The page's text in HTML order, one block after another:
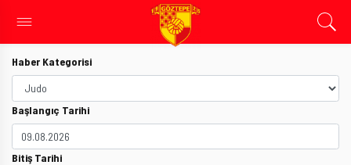
Haber Kategorisi
Başlangıç Tarihi
Bitiş Tarihi